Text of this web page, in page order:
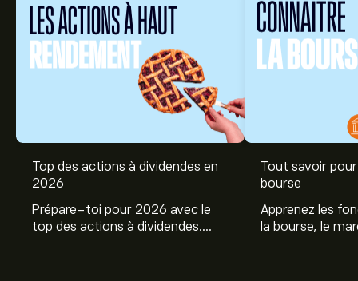
Top des actions à dividendes en
2026
Prépare-toi pour 2026 avec le
top des actions à dividendes.
Tout savoir
bourse
Apprenez les
la bourse, le